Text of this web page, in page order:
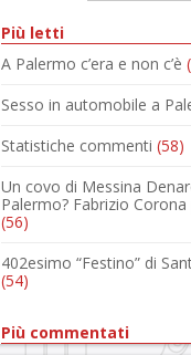
Più letti
A Palermo c’era e non c’è
Sesso in automobile a
Statistiche commenti (58)
Un covo di Messina
Palermo? Fabrizio
(56)
402esimo “Festino” di
(54)
Più commentati